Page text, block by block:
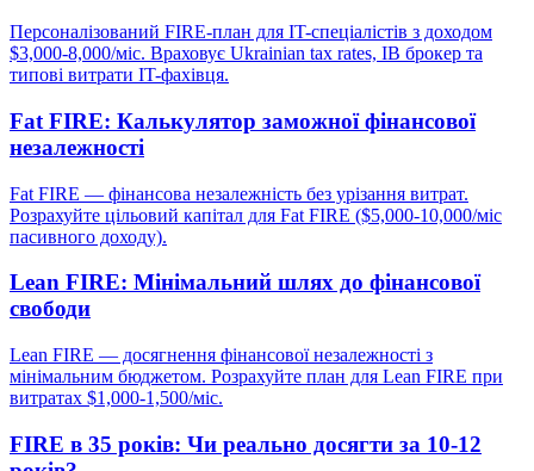
Персоналізований FIRE-план для IT-спеціалістів з доходом
$3,000-8,000/міс. Враховує Ukrainian tax rates, IB брокер та
типові витрати IT-фахівця.
Fat FIRE: Калькулятор заможної фінансової
незалежності
Fat FIRE — фінансова незалежність без урізання витрат.
Розрахуйте цільовий капітал для Fat FIRE ($5,000-10,000/міс
пасивного доходу).
Lean FIRE: Мінімальний шлях до фінансової
свободи
Lean FIRE — досягнення фінансової незалежності з
мінімальним бюджетом. Розрахуйте план для Lean FIRE при
витратах $1,000-1,500/міс.
FIRE в 35 років: Чи реально досягти за 10-12